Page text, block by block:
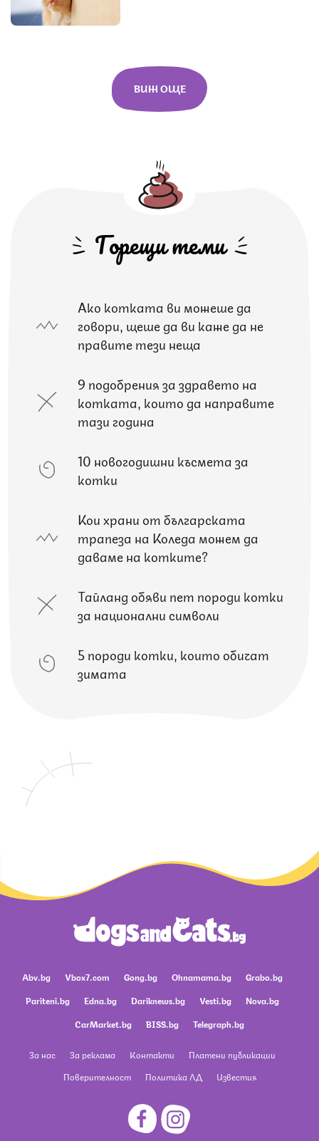
ВИЖ ОЩЕ
Горещи теми
Ако котката ви можеше да
говори, щеше да ви каже да не
правите тези неща
9 подобрения за здравето на
котката, които да направите
тази година
10 новогодишни късмета за
котки
Кои храни от българската
трапеза на Коледа можем да
даваме на котките?
Тайланд обяви пет породи котки
за национални символи
5 породи котки, които обичат
зимата
Abv.bg Vbox7.com Gong.bg Ohnamama.bg
Grabo.bg
Pariteni.bg
Edna.bg Dariknews.bg Vesti.bg
Nova.bg
CarMarket.bg
BISS.bg Telegraph.bg
За нас За реклама Контакти
Платени публикации
Поверителност
Политика ЛД Известия